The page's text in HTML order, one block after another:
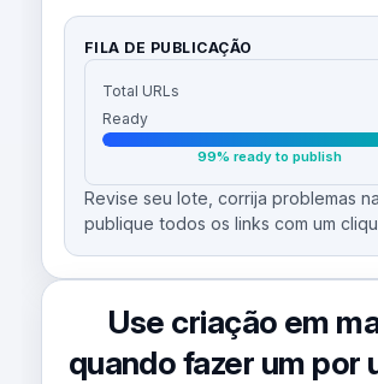
FILA DE PUBLICAÇÃO
Total URLs
Ready
99% ready to publish
Revise seu lote, corrija problemas
publique todos os links com um
Use criação em
quando fazer um por